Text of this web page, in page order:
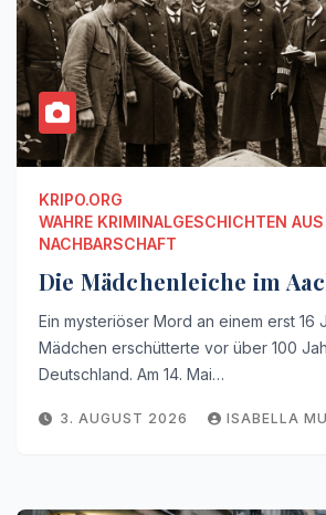
KRIPO.ORG
WAHRE KRIMINALGESCHICHTEN AUS
NACHBARSCHAFT
Die Mädchenleiche im
Ein mysteriöser Mord an einem erst 16
Mädchen erschütterte vor über 100
Deutschland. Am 14. Mai…
3. AUGUST 2026 ISABELLA